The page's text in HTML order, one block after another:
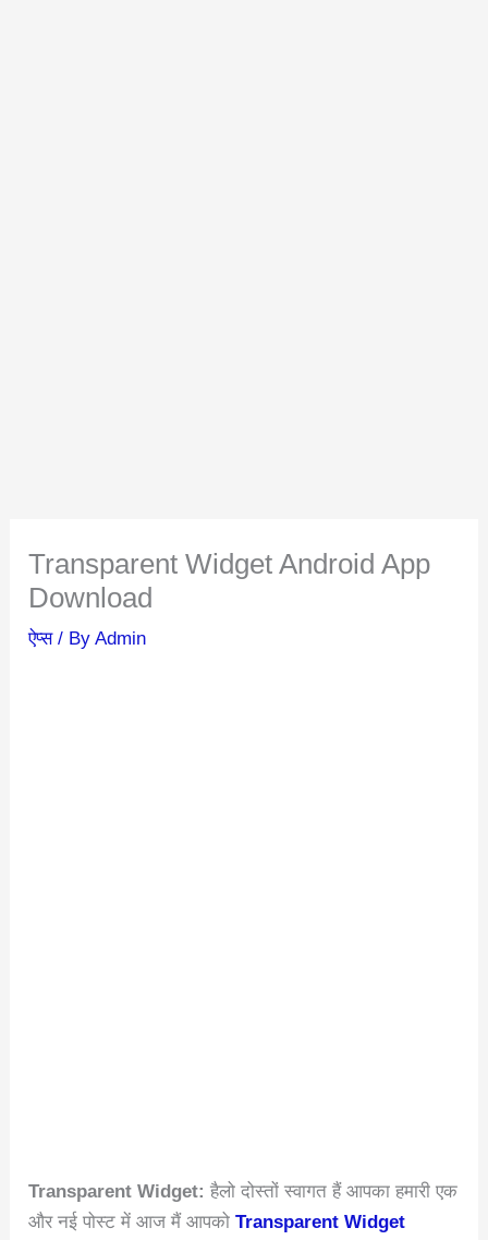
Transparent Widget Android App
Download
ऐप्स/ ByAdmin
Transparent Widget: हैलो दोस्तों स्वागत हैं आपका हमारी एक
और नई पोस्ट में आज मैं आपको Transparent Widget